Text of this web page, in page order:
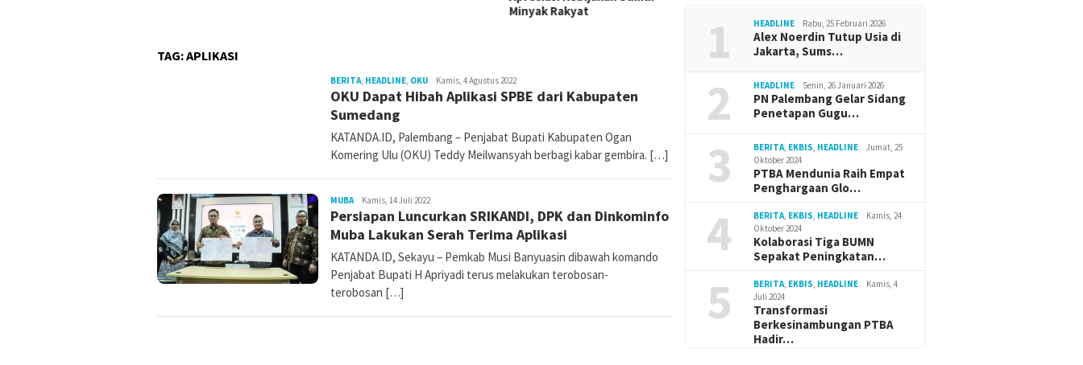
Minyak Rakyat
TAG:APLIKASI
BERITA, HEADLINE, OKU katanda_admin
Kamis, 4 Agustus 2022
OKU Dapat Hibah Aplikasi SPBE dari Kabupaten
Sumedang
KATANDA.ID, Palembang – Penjabat Bupati Kabupaten Ogan
Komering Ulu (OKU) Teddy Meilwansyah berbagi kabar gembira. […]
MUBAkatanda_admin
Kamis, 14 Juli 2022
Persiapan Luncurkan SRIKANDI, DPK dan Dinkominfo
Muba Lakukan Serah Terima Aplikasi
KATANDA.ID, Sekayu – Pemkab Musi Banyuasin dibawah komando
Penjabat Bupati H Apriyadi terus melakukan terobosan-
terobosan […]
1 HEADLINE Rabu, 25 Februari 2026
Alex Noerdin Tutup Usia di
Jakarta, Sums…
2 HEADLINE Senin, 26 Januari 2026
PN Palembang Gelar Sidang
Penetapan Gugu…
3 BERITA EKBIS HEADLINE
Jumat, 25
Oktober 2024
PTBA Mendunia Raih Empat
Penghargaan Glo…
4 BERITA EKBIS HEADLINE
Kamis, 24
Oktober 2024
Kolaborasi Tiga BUMN
Sepakat Peningkatan…
5 BERITA EKBIS HEADLINE
Kamis, 4
Juli 2024
Transformasi
Berkesinambungan PTBA
Hadir…